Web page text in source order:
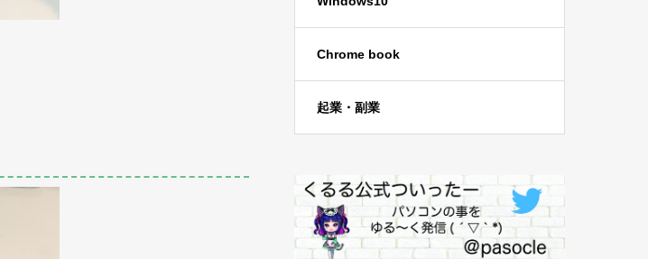
Chrome book
起業・副業